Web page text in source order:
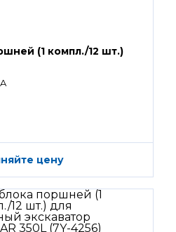
(1 компл./12 шт.)
цену